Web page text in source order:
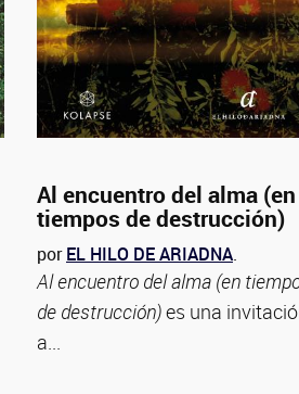
Al encuentro del alma (en
tiempos de destrucción)
porEL HILO DE ARIADNA.
Al encuentro del alma (en
de destrucción)es una
a...